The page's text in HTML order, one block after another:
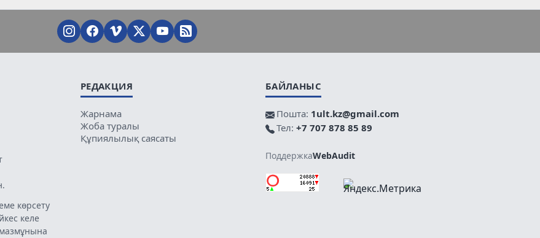
көрсету
келе
РЕДАКЦИЯ
Жарнама
Жоба туралы
Құпиялылық саясаты
БАЙЛАНЫС
Пошта: 1ult.kz@gmail.com
Тел: +7 707 878 85 89
ПоддержкаWebAudit